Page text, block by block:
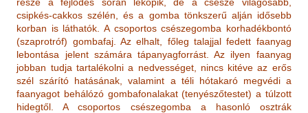
csipkés-cakkos szélén, és a gomba tönkszerű alján idősebb
korban is láthatók. A csoportos csészegomba korhadékbontó
(szaprotróf) gombafaj. Az elhalt, főleg talajjal fedett faanyag
lebontása jelent számára tápanyagforrást. Az ilyen faanyag
jobban tudja tartalékolni a nedvességet, nincs kitéve az erős
szél szárító hatásának, valamint a téli hótakaró megvédi a
faanyagot behálózó gombafonalakat (tenyészőtestet) a túlzott
hidegtől. A csoportos csészegomba a hasonló osztrák